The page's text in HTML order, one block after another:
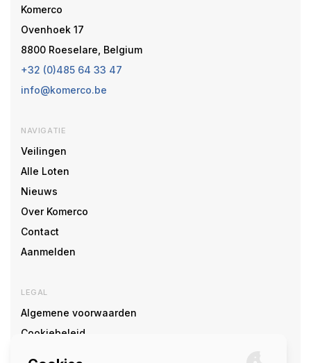
Komerco
Ovenhoek 17
8800 Roeselare, Belgium
+32 (0)485 64 33 47
info@komerco.be
NAVIGATIE
Veilingen
Alle Loten
Nieuws
Over Komerco
Contact
Aanmelden
LEGAL
Algemene voorwaarden
Cookiebeleid